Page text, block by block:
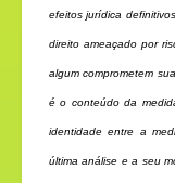
efeitos jurídica
direito ameaçado por
algum comprometem
é o conteúdo da
identidade entre a
última análise e a seu